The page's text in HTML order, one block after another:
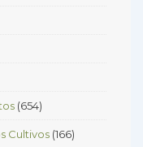
(654)
Cultivos (166)